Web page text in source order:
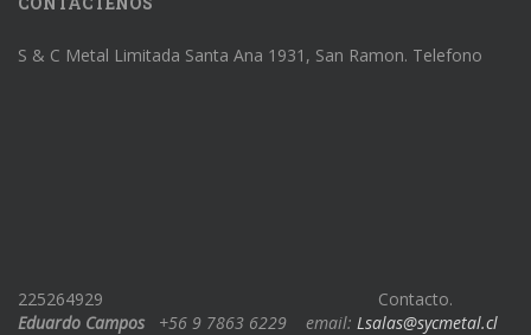
S & C Metal Limitada Santa Ana 1931, San Ramon. Telefono
225264929
Contacto.
Eduardo Campos +56 9 7863 6229 email: Lsalas@sycmetal.cl